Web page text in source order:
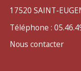
17520 SAINT-
Téléphone :
Nous contacter